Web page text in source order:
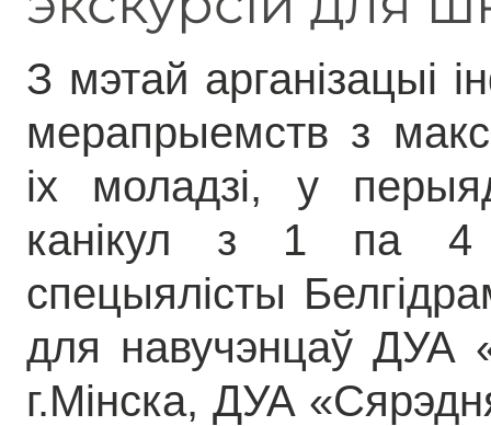
З мэтай арганізацыі
мерапрыемств з
іх моладзі, у
канікул з 1 па 4
спецыялісты
для навучэнцаў
г.Мінска, ДУА